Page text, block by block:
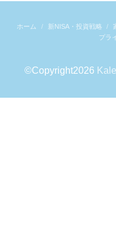
ホーム 新NISA・投資戦略
プラ
©Copyright2026